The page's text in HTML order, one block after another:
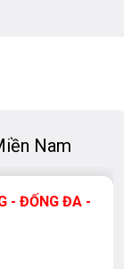
chắc, giữ
Nam
- ĐỐNG ĐA -